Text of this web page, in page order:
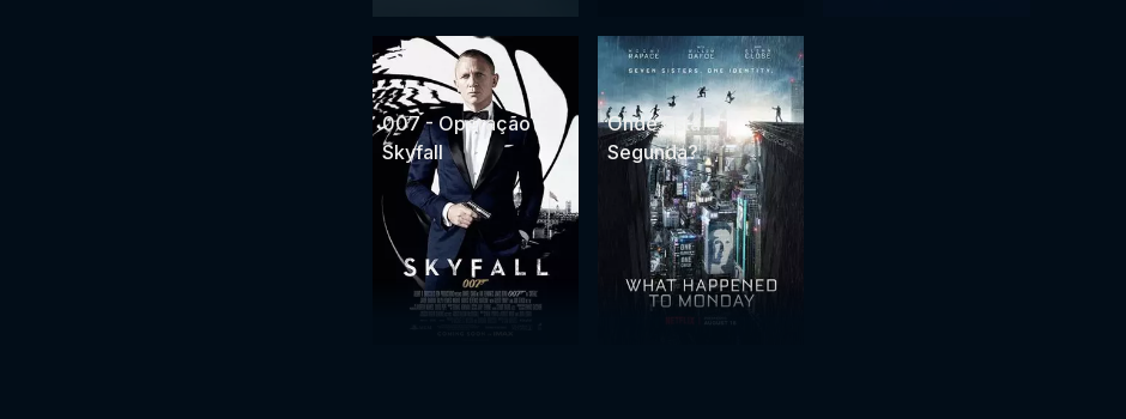
007 - Operação
Skyfall
Onde Está
Segunda?